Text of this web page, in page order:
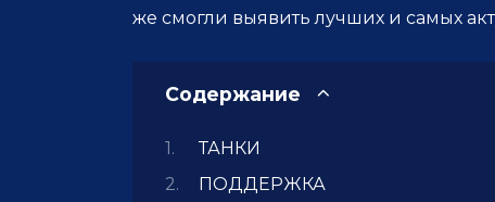
же смогли выявить лучших и самых
Содержание
ТАНКИ
ПОДДЕРЖКА